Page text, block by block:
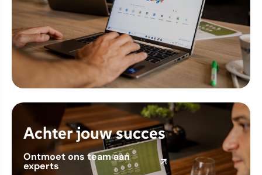
Achter jouw succes
Ontmoet ons team aan
experts